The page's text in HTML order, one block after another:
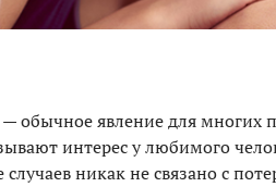
обычное явление для многих
интерес у любимого
никак не связано с